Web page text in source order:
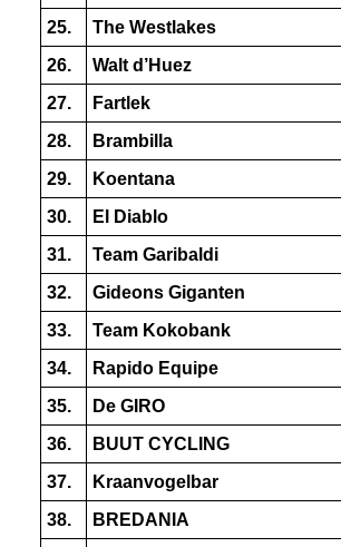
25.
The Westlakes
26.
Walt d’Huez
27.
Fartlek
28.
Brambilla
29.
Koentana
30.
El Diablo
31.
Team Garibaldi
32.
Gideons Giganten
33.
Team Kokobank
34.
Rapido Equipe
35.
De GIRO
36.
BUUT CYCLING
37.
Kraanvogelbar
38.
BREDANIA